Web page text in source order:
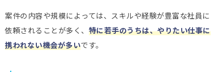
案件の内容や規模によっては、スキルや経験が豊富な社員に
依頼されることが多く、 特に若手のうちは、やりたい仕事に
携われない機会が多いです。